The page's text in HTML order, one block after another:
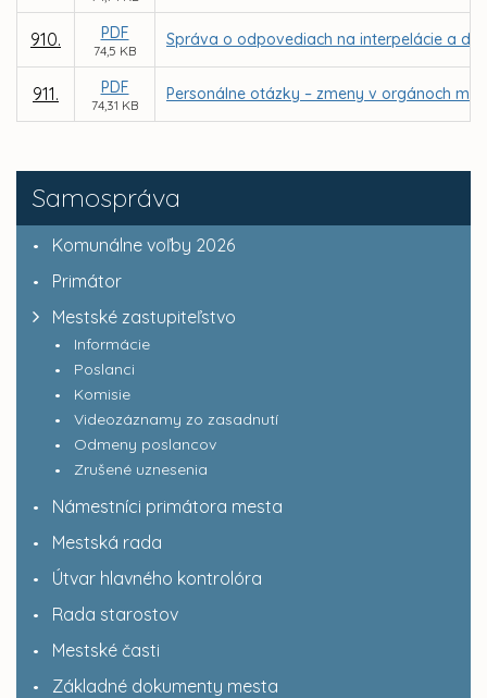
Samospráva
Komunálne voľby 2026
Primátor
Mestské zastupiteľstvo
Informácie
Poslanci
Komisie
Videozáznamy zo zasadnutí
Odmeny poslancov
Zrušené uznesenia
Námestníci primátora mesta
Mestská rada
Útvar hlavného kontrolóra
Rada starostov
Mestské časti
Základné dokumenty mesta
910. PDF
74,5 KB
Správa o odpovediach na interpelácie a
911. PDF
74,31 KB
Personálne otázky – zmeny v orgánoch